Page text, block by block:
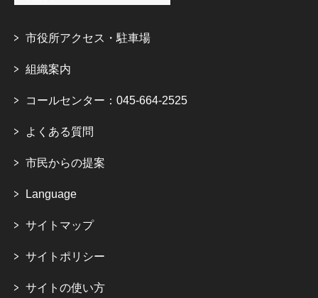
市役所アクセス・駐車場
組織案内
コールセンター：045-664-2525
よくある質問
市民からの提案
Language
サイトマップ
サイトポリシー
サイトの使い方